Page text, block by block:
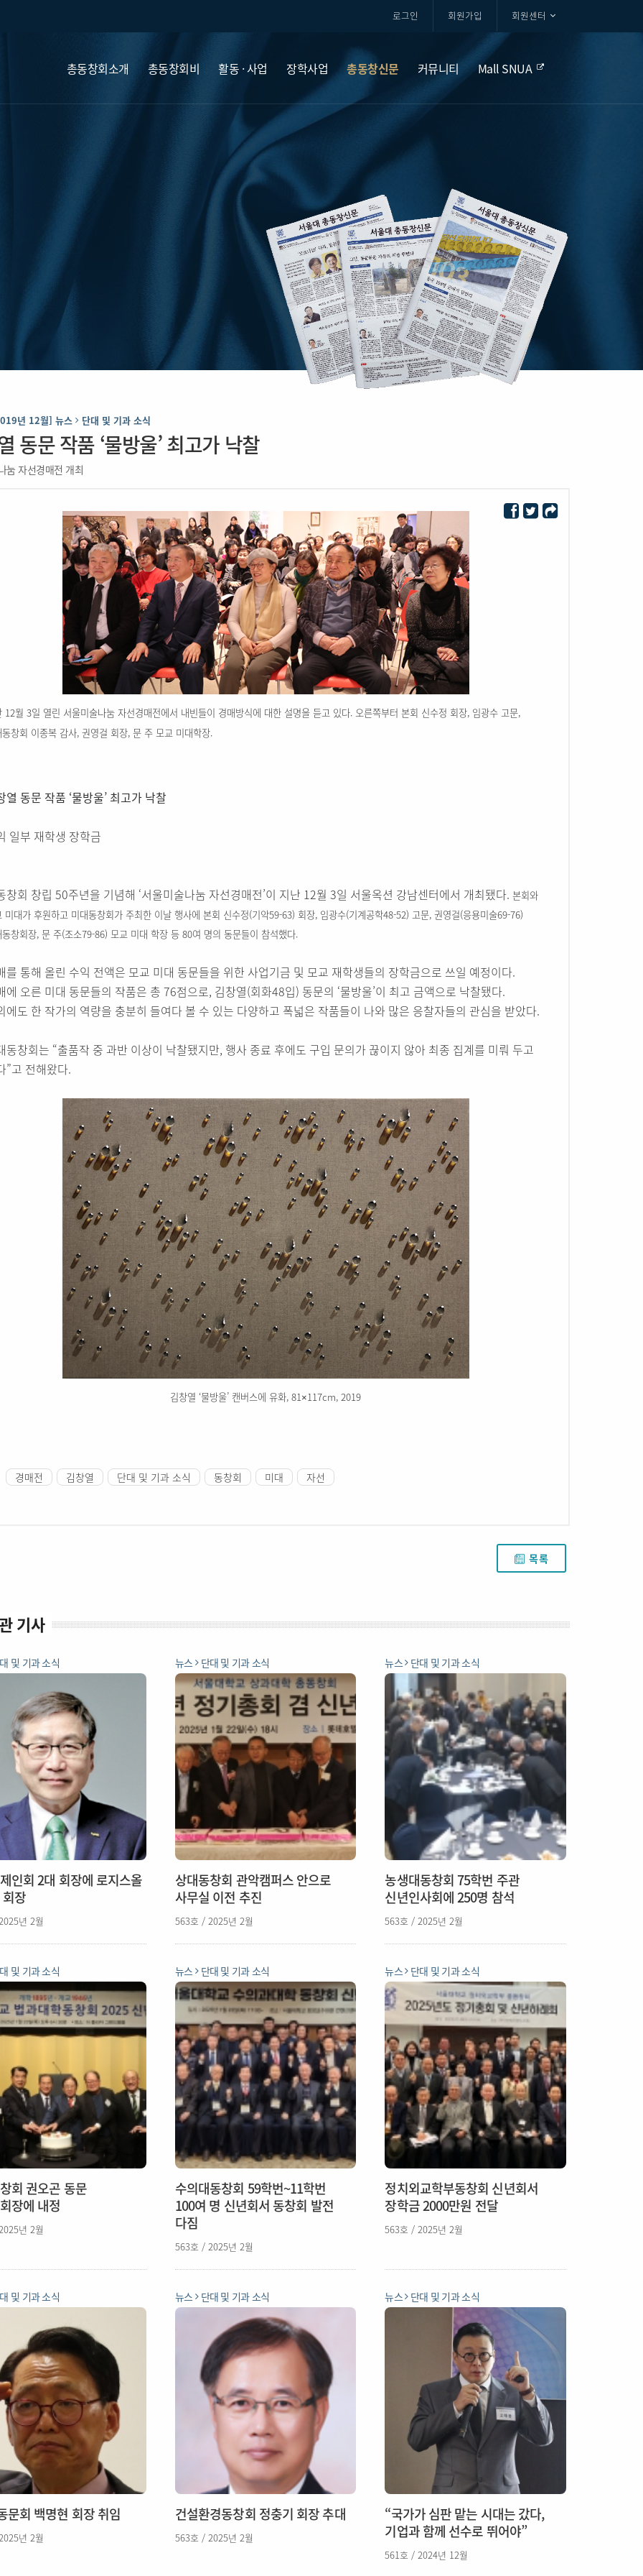
로그인 회원가입 회원센터
총동창회소개 총동창회비 활동 · 사업 장학사업 총동창신문 커뮤니티 Mall SNUA
년 12월] 뉴스 단대 및 기과 소식
동문 작품 ‘물방울’ 최고가 낙찰
눔 자선경매전 개최
12월 3일 열린 서울미술나눔 자선경매전에서 내빈들이 경매방식에 대한 설명을 듣고 있다. 오른쪽부터 본회 신수정 회장, 임광수 고문,
동창회 이종복 감사, 권영걸 회장, 문 주 모교 미대학장.
열 동문 작품 ‘물방울’ 최고가 낙찰
일부 재학생 장학금
창회 창립 50주년을 기념해 ‘서울미술나눔 자선경매전’이 지난 12월 3일 서울옥션 강남센터에서 개최됐다. 본회와
미대가 후원하고 미대동창회가 주최한 이날 행사에 본회 신수정(기악59-63) 회장, 임광수(기계공학48-52) 고문, 권영걸(응용미술69-76)
동창회장, 문 주(조소79-86) 모교 미대 학장 등 80여 명의 동문들이 참석했다.
를 통해 올린 수익 전액은 모교 미대 동문들을 위한 사업기금 및 모교 재학생들의 장학금으로 쓰일 예정이다.
에 오른 미대 동문들의 작품은 총 76점으로, 김창열(회화48입) 동문의 ‘물방울’이 최고 금액으로 낙찰됐다.
에도 한 작가의 역량을 충분히 들여다 볼 수 있는 다양하고 폭넓은 작품들이 나와 많은 응찰자들의 관심을 받았다.
동창회는 “출품작 중 과반 이상이 낙찰됐지만, 행사 종료 후에도 구입 문의가 끊이지 않아 최종 집계를 미뤄 두고
”고 전해왔다.
김창열 ‘물방울’ 캔버스에 유화, 81×117cm, 2019
경매전 김창열 단대 및 기과 소식 동창회 미대 자선
목록
기사
및 기과 소식
인회 2대 회장에 로지스올
장
년 2월
뉴스 단대 및 기과 소식
상대동창회 관악캠퍼스 안으로
사무실 이전 추진
563호 / 2025년 2월
뉴스 단대 및 기과 소식
농생대동창회 75학번 주관
신년인사회에 250명 참석
563호 / 2025년 2월
및 기과 소식
회 권오곤 동문
장에 내정
년 2월
뉴스 단대 및 기과 소식
수의대동창회 59학번~11학번
100여 명 신년회서 동창회 발전
다짐
563호 / 2025년 2월
뉴스 단대 및 기과 소식
정치외교학부동창회 신년회서
장학금 2000만원 전달
563호 / 2025년 2월
및 기과 소식
문회 백명현 회장 취임
년 2월
뉴스 단대 및 기과 소식
건설환경동창회 정충기 회장 추대
563호 / 2025년 2월
뉴스 단대 및 기과 소식
“국가가 심판 맡는 시대는 갔다,
기업과 함께 선수로 뛰어야”
561호 / 2024년 12월